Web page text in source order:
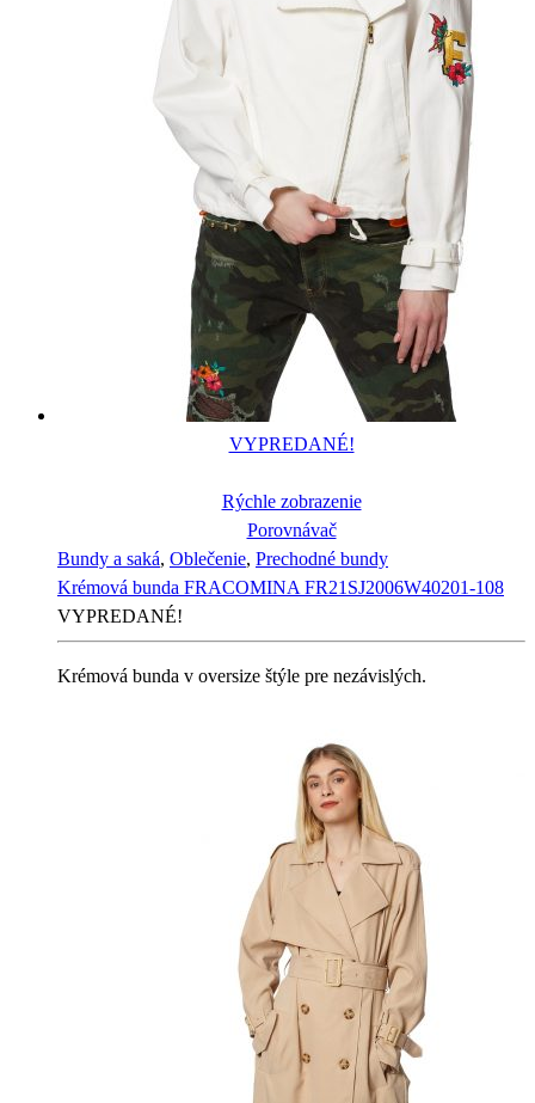
VYPREDANÉ!
Rýchle zobrazenie
Porovnávač
Bundy a saká, Oblečenie, Prechodné bundy
Krémová bunda FRACOMINA FR21SJ2006W40201-108
VYPREDANÉ!
Krémová bunda v oversize štýle pre nezávislých.